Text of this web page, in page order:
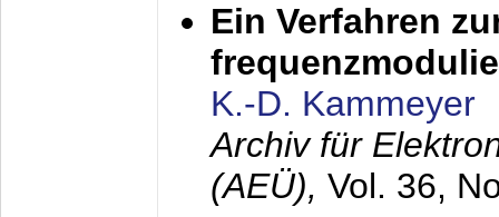
Ein Verfahren
K.-D. Kammeyer
Archiv für
(AEÜ), Vol. 36,